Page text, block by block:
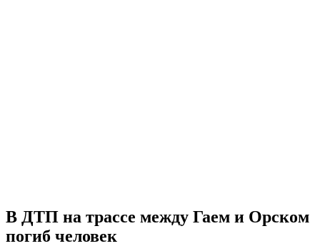
В ДТП на трассе между Гаем и Орском
погиб человек